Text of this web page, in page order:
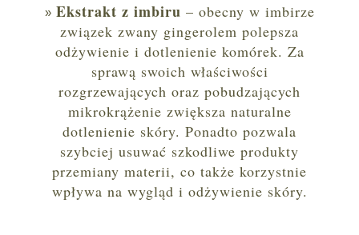
Ekstrakt z imbiru – obecny w imbirze
związek zwany gingerolem polepsza
odżywienie i dotlenienie komórek. Za
sprawą swoich właściwości
rozgrzewających oraz pobudzających
mikrokrążenie zwiększa naturalne
dotlenienie skóry. Ponadto pozwala
szybciej usuwać szkodliwe produkty
przemiany materii, co także korzystnie
wpływa na wygląd i odżywienie skóry.